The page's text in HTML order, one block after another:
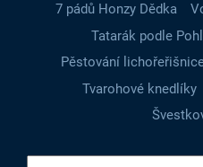
7 pádů Honzy Dědka
Tatarák podle
Pěstování
Tvarohové knedlíky